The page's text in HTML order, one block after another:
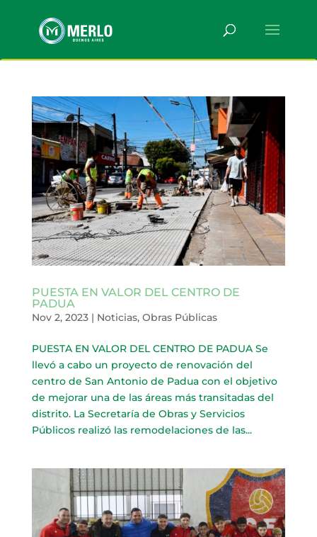
PUESTA EN VALOR DEL CENTRO DE
PADUA
Nov 2, 2023| Noticias, Obras Públicas
PUESTA EN VALOR DEL CENTRO DE PADUA Se
llevó a cabo un proyecto de renovación del
centro de San Antonio de Padua con el objetivo
de mejorar una de las áreas más transitadas del
distrito. La Secretaría de Obras y Servicios
Públicos realizó las remodelaciones de las...